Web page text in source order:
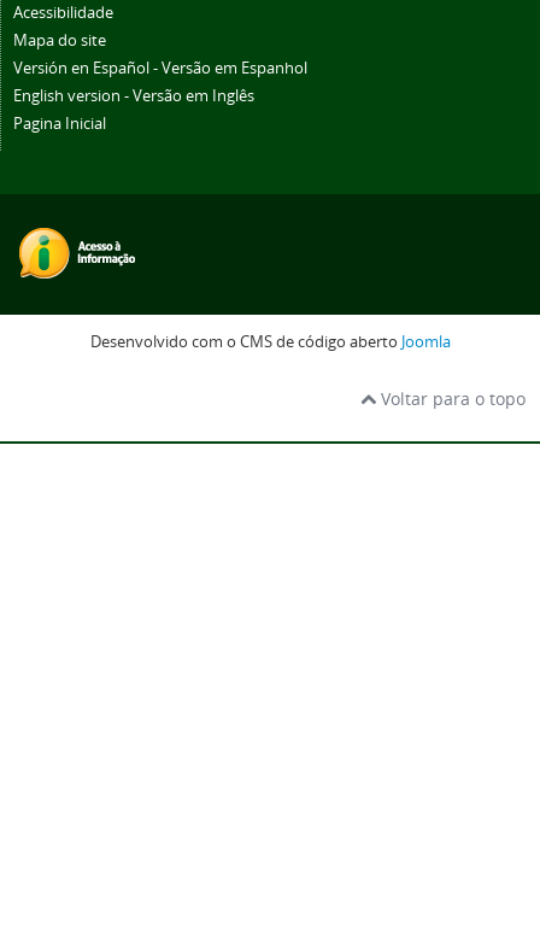
Acessibilidade
Mapa do site
Versión en Español - Versão em Espanhol
English version - Versão em Inglês
Pagina Inicial
Desenvolvido com o CMS de código aberto Joomla
Voltar para o topo